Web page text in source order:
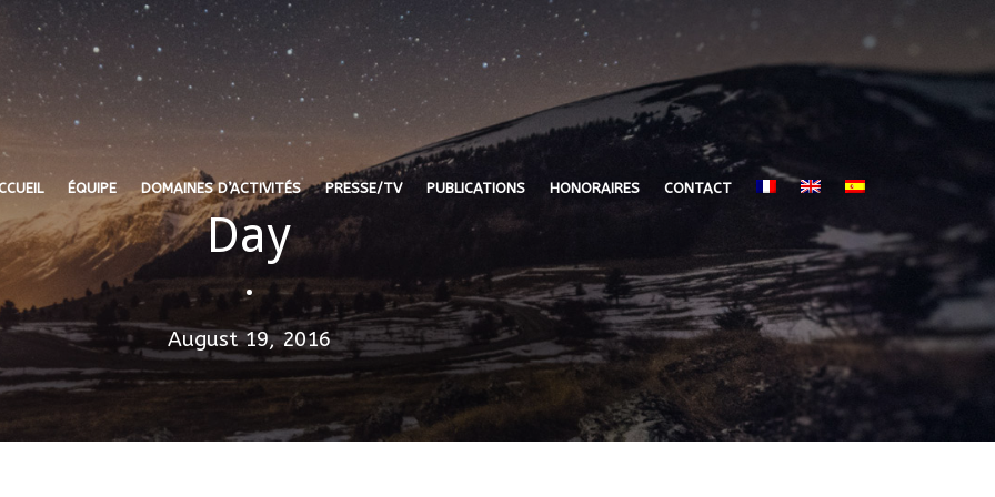
ÉQUIPE DOMAINES D’ACTIVITÉS PRESSE/TV PUBLICATIONS HONORAIRES CONTACT
Day
•
August 19, 2016